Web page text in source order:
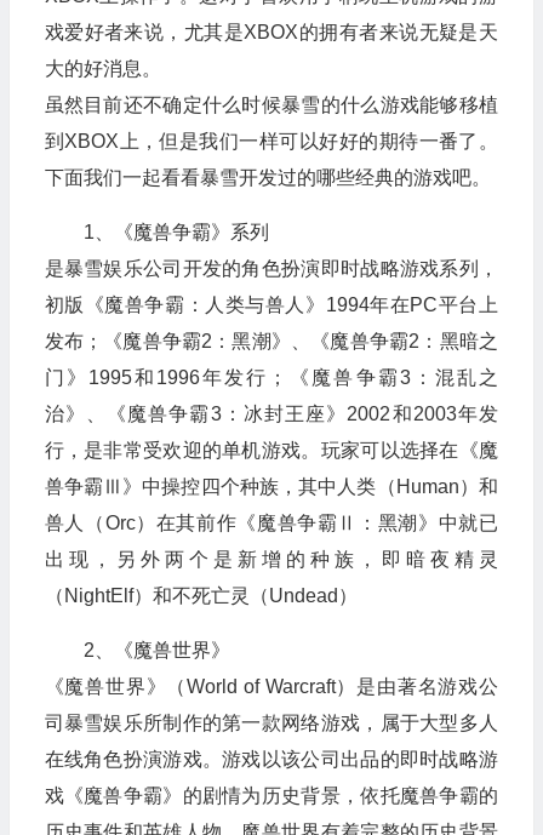
戏爱好者来说，尤其是XBOX的拥有者来说无疑是天
大的好消息。
虽然目前还不确定什么时候暴雪的什么游戏能够移植
到XBOX上，但是我们一样可以好好的期待一番了。
下面我们一起看看暴雪开发过的哪些经典的游戏吧。
1、《魔兽争霸》系列
是暴雪娱乐公司开发的角色扮演即时战略游戏系列，
初版《魔兽争霸：人类与兽人》1994年在PC平台上
发布；《魔兽争霸2：黑潮》、《魔兽争霸2：黑暗之
门》1995和1996年发行；《魔兽争霸3：混乱之
治》、《魔兽争霸3：冰封王座》2002和2003年发
行，是非常受欢迎的单机游戏。玩家可以选择在《魔
兽争霸Ⅲ》中操控四个种族，其中人类（Human）和
兽人（Orc）在其前作《魔兽争霸Ⅱ：黑潮》中就已
出现，另外两个是新增的种族，即暗夜精灵
（NightElf）和不死亡灵（Undead）
2、《魔兽世界》
《魔兽世界》（World of Warcraft）是由著名游戏公
司暴雪娱乐所制作的第一款网络游戏，属于大型多人
在线角色扮演游戏。游戏以该公司出品的即时战略游
戏《魔兽争霸》的剧情为历史背景，依托魔兽争霸的